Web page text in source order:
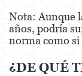
Nota: Aunque
años, podría
norma como
¿DE QUÉ